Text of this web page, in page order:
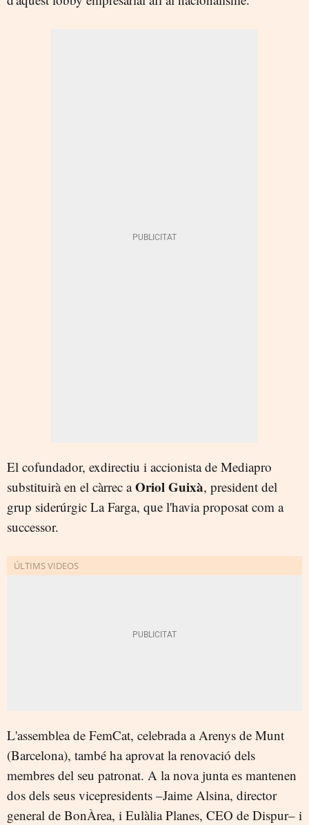
El cofundador, exdirectiu i accionista de Mediapro
substituirà en el càrrec aOriol Guixà, president del
grup siderúrgic La Farga, que l'havia proposat com a
successor.
L'assemblea de FemCat, celebrada a Arenys de Munt
(Barcelona), també ha aprovat la renovació dels
membres del seu patronat. A la nova junta es mantenen
dos dels seus vicepresidents –Jaime Alsina, director
general de BonÀrea, i Eulàlia Planes, CEO de Dispur– i